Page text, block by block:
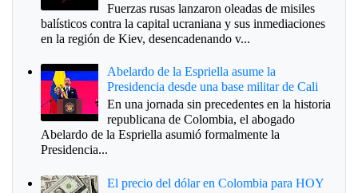
Fuerzas rusas lanzaron oleadas de misiles
balísticos contra la capital ucraniana y sus inmediaciones
en la región de Kiev, desencadenando v...
Abelardo de la Espriella asume la
Presidencia desde una base militar de Cali
En una jornada sin precedentes en la historia
republicana de Colombia, el abogado
Abelardo de la Espriella asumió formalmente la
Presidencia...
El precio del dólar en Colombia para HOY